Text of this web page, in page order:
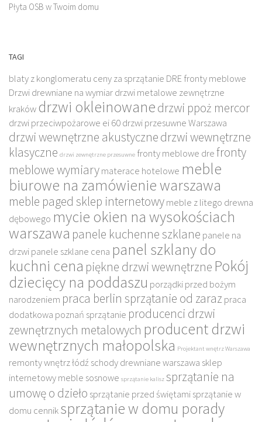
Płyta OSB w Twoim domu
TAGI
blaty z konglomeratu ceny za sprzątanie DRE fronty meblowe
Drzwi drewniane na wymiardrzwi metalowe zewnętrzne
kraków drzwi okleinowanedrzwi ppoż mercor
drzwi przeciwpożarowe ei 60drzwi przesuwne Warszawa
drzwi wewnętrzne akustycznedrzwi wewnętrzne
klasyczne drzwi zewnętrzne przesuwne fronty meblowe drefronty
meblowe wymiarymaterace hotelowe meble
biurowe na zamówienie warszawa
meble paged sklep internetowymeble z litego drewna
dębowego mycie okien na wysokościach
warszawa panele kuchenne szklane panele na
drzwipanele szklane cena panel szklany do
kuchni cena piękne drzwi wewnętrzne Pokój
dziecięcy na poddaszu porządki przed bożym
narodzeniem praca berlin sprzątanie od zarazpraca
dodatkowa poznań sprzątanie producenci drzwi
zewnętrznych metalowych producent drzwi
wewnętrznych małopolska Projektant wnętrz Warszawa
remonty wnętrz łódź schody drewniane warszawa sklep
internetowy meble sosnowe sprzątanie kalisz sprzątanie na
umowę o dzieło sprzątanie przed świętamisprzątanie w
domu cenniksprzątanie w domu porady